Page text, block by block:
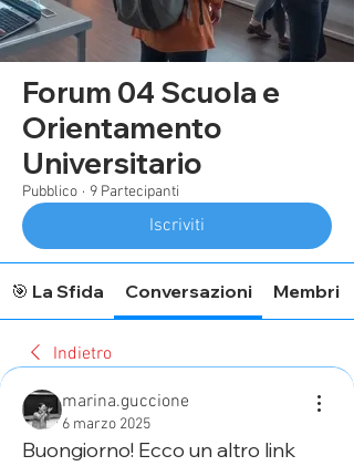
Forum 04 Scuola e
Orientamento
Universitario
Pubblico · 9 Partecipanti
Iscriviti
🎯 La Sfida Conversazioni Membri
Indietro
marina.guccione
6 marzo 2025
Buongiorno! Ecco un altro link